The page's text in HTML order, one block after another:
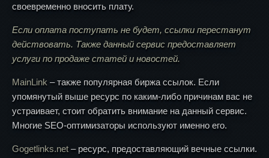
своевременно вносить плату.
Если оплата поступать не будет, ссылки перестанут
действовать. Также данный сервис предоставляет
услуги по продаже статей и новостей.
MainLink – также популярная биржа ссылок. Если
упомянутый выше ресурс по каким-либо причинам вас не
устраивает, стоит обратить внимание на данный сервис.
Многие SEO-оптимизаторы используют именно его.
Gogetlinks.net – ресурс, предоставляющий вечные ссылки.